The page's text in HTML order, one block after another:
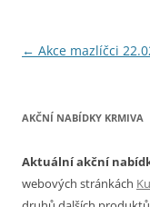
Navigace
← Akce mazlíčci
AKČNÍ NABÍDKY KRMIVA
Aktuální akční
webových stránkách